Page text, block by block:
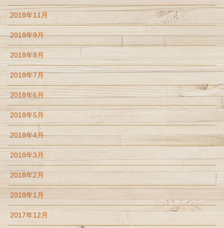
2018年11月
2018年9月
2018年8月
2018年7月
2018年6月
2018年5月
2018年4月
2018年3月
2018年2月
2018年1月
2017年12月